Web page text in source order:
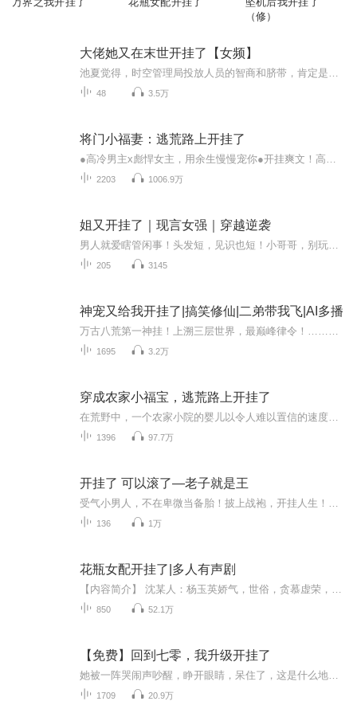
（修）
大佬她又在末世开挂了【女频】
48 3.5万
将门小福妻：逃荒路上开挂了
2203 1006.9万
姐又开挂了｜现言女强｜穿越逆袭
205 3145
神宠又给我开挂了|搞笑修仙|二弟带我飞|AI多播
1695 3.2万
穿成农家小福宝，逃荒路上开挂了
1396 97.7万
开挂了 可以滚了—老子就是王
136 1万
花瓶女配开挂了|多人有声剧
850 52.1万
【免费】回到七零，我升级开挂了
1709 20.9万